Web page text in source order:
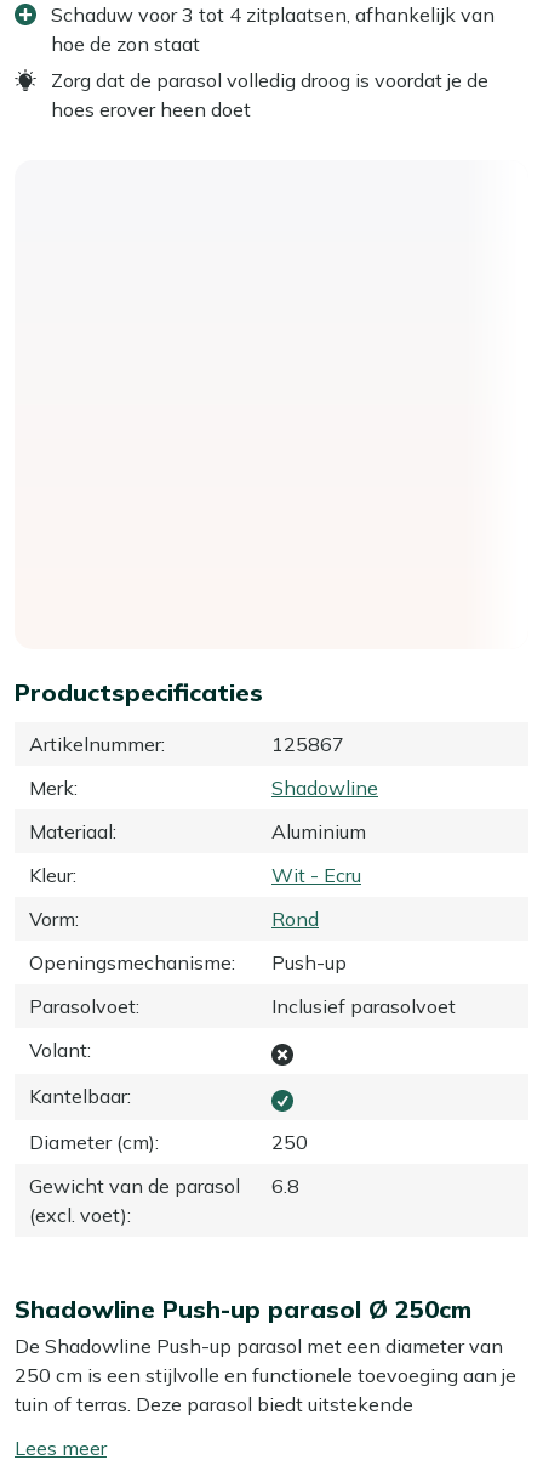
Productspecificaties
Artikelnummer:
125867
Merk:
Shadowline
Materiaal:
Aluminium
Kleur:
Wit - Ecru
Vorm:
Rond
Openingsmechanisme:
Push-up
Parasolvoet:
Inclusief parasolvoet
Volant:
Kantelbaar:
Diameter (cm):
250
Gewicht van de parasol
(excl. voet):
6.8
Schaduw voor 3 tot 4 zitplaatsen, afhankelijk van
hoe de zon staat
Zorg dat de parasol volledig droog is voordat je de
hoes erover heen doet
Shadowline Push-up parasol Ø 250cm
De Shadowline Push-up parasol met een diameter van
250 cm is een stijlvolle en functionele toevoeging aan je
tuin of terras. Deze parasol biedt uitstekende
Toon/verberg